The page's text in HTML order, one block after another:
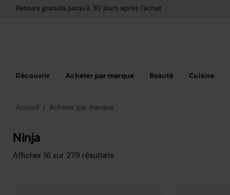
Retours gratuits jusqu'à 30 jours après l'achat
Découvrir Acheter par marque Beauté Cuisine
Accueil Acheter par marque
Ninja
Afficher 16 sur 279 résultats